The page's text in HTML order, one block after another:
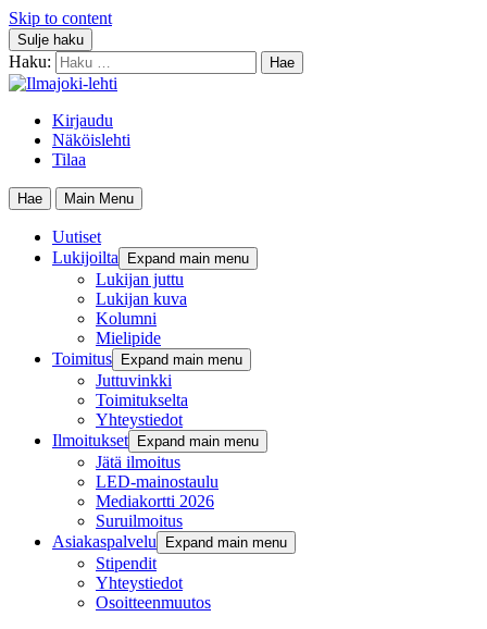
Skip to content
Sulje haku
Haku:
Kirjaudu
Näköislehti
Tilaa
Hae Main Menu
Uutiset
Lukijoilta
Expand main menu
Lukijan juttu
Lukijan kuva
Kolumni
Mielipide
Toimitus
Expand main menu
Juttuvinkki
Toimitukselta
Yhteystiedot
Ilmoitukset
Expand main menu
Jätä ilmoitus
LED-mainostaulu
Mediakortti 2026
Suruilmoitus
Asiakaspalvelu
Expand main menu
Stipendit
Yhteystiedot
Osoitteenmuutos